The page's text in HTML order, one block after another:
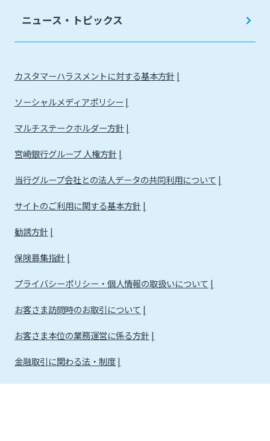
ニュース・トピックス
カスタマーハラスメントに対する基本方針
ソーシャルメディアポリシー
マルチステークホルダー方針
宮崎銀行グループ 人権方針
当行グループ会社との法人データの共同利用について
サイトのご利用に関する基本方針
勧誘方針
保険募集指針
プライバシーポリシー・個人情報の取扱いについて
お客さま訪問時のお取引について
お客さま本位の業務運営に係る方針
金融取引に関わる法・制度
金融取引に関わる方針